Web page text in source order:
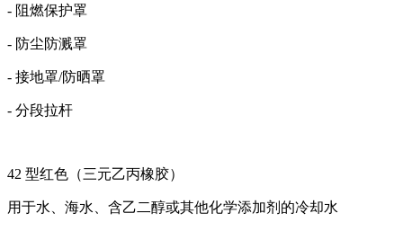
- 阻燃保护罩
- 防尘防溅罩
- 接地罩/防晒罩
- 分段拉杆
42 型红色（三元乙丙橡胶）
用于水、海水、含乙二醇或其他化学添加剂的冷却水